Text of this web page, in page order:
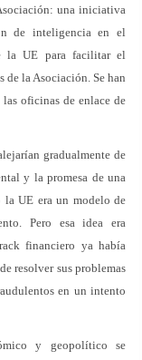
una iniciativa
de inteligencia en el
la UE para facilitar el
la Asociación. Se han
oficinas de enlace de
gradualmente de
y la promesa de una
UE era un modelo de
Pero esa idea era
financiero ya había
resolver sus problemas
en un intento
y geopolítico se